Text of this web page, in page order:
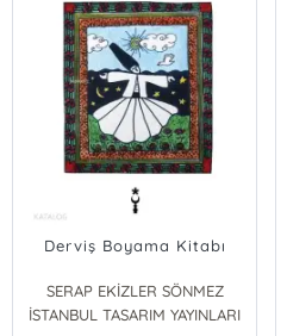
Derviş Boyama Kitabı
SERAP EKİZLER SÖNMEZ
İSTANBUL TASARIM YAYINLARI